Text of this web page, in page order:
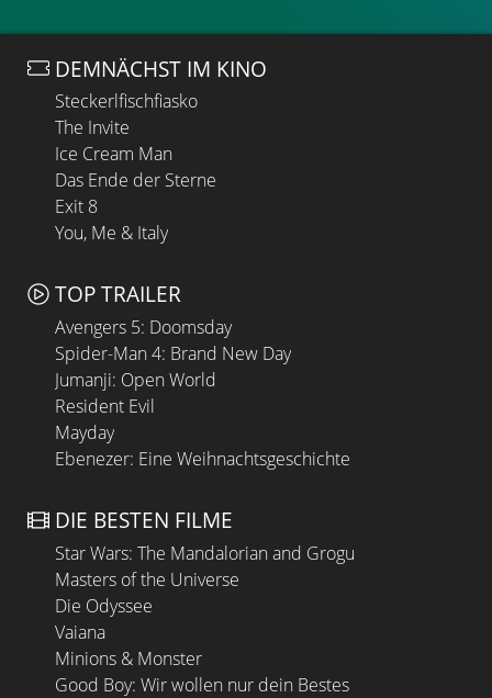
DEMNÄCHST IM KINO
Steckerlfischfiasko
The Invite
Ice Cream Man
Das Ende der Sterne
Exit 8
You, Me & Italy
TOP TRAILER
Avengers 5: Doomsday
Spider-Man 4: Brand New Day
Jumanji: Open World
Resident Evil
Mayday
Ebenezer: Eine Weihnachtsgeschichte
DIE BESTEN FILME
Star Wars: The Mandalorian and Grogu
Masters of the Universe
Die Odyssee
Vaiana
Minions & Monster
Good Boy: Wir wollen nur dein Bestes